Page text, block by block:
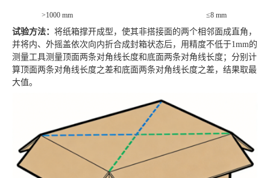
>1000 mm ≤8 mm
试验方法： 将纸箱撑开成型，使其非搭接面的两个相邻面成直角，
并将内、外摇盖依次向内折合成封箱状态后，用精度不低于1mm的
测量工具测量顶面两条对角线长度和底面两条对角线长度；分别计
算顶面两条对角线长度之差和底面两条对角线长度之差，结果取最
大值。